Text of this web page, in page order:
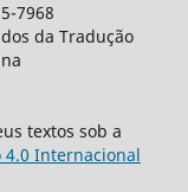
7968
da Tradução
textos sob a
4.0 Internacional